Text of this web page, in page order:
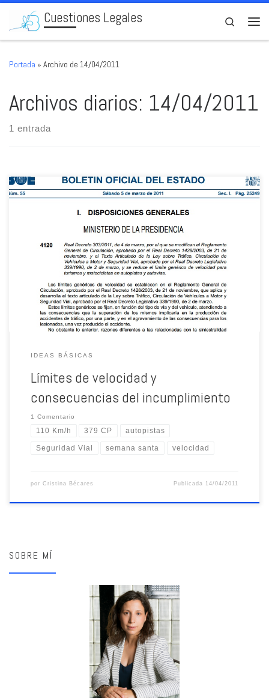
Skip to content
Cuestiones Legales
Search
Portada » Archivo de 14/04/2011
Archivos diarios: 14/04/2011
1 entrada
IDEAS BÁSICAS
Límites de velocidad y
consecuencias del incumplimiento
1 Comentario
110 Km/h 379 CP autopistas
Seguridad Vial semana santa velocidad
por Cristina Bécares Publicada 14/04/2011
SOBRE MÍ